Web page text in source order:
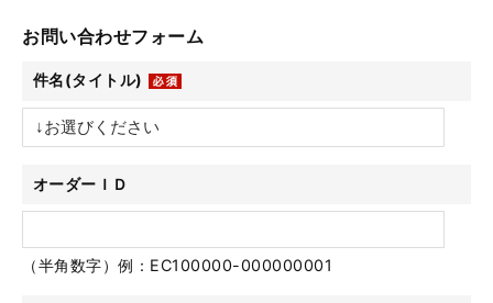
お問い合わせフォーム
件名(タイトル)
オーダーＩＤ
（半角数字）例：EC100000-000000001